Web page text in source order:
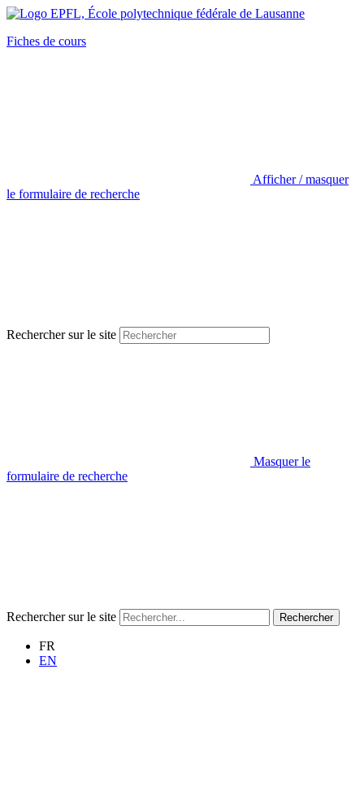
Fiches de cours
Afficher / masquer
le formulaire de recherche
Rechercher sur le site
Masquer le
formulaire de recherche
Rechercher sur le site Rechercher
FR
EN